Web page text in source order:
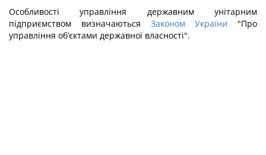
Особливості управління державним унітарним
підприємством визначаються Законом України "Про
управління об’єктами державної власності".